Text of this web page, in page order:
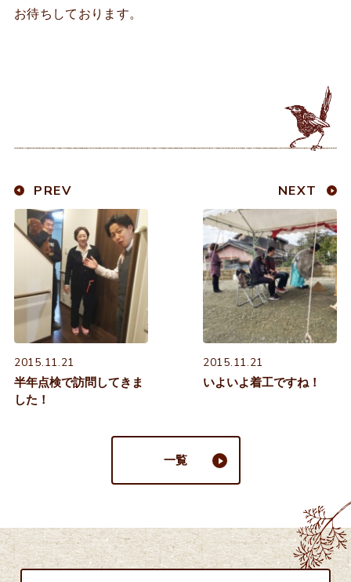
お待ちしております。
PREV
2015.11.21
半年点検で訪問してきま
した！
NEXT
2015.11.21
いよいよ着工ですね！
一覧